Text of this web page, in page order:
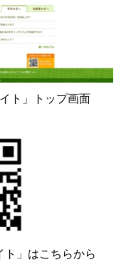
ト」トップ画面
ト」はこちらから